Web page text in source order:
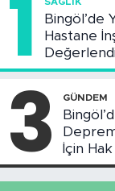
1
Bingöl’de
Hastane
Toplantısı
3 GÜNDEM
İçin
Askı
Başladı